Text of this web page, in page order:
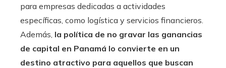
para empresas dedicadas a actividades
específicas, como logística y servicios financieros.
Además, la política de no gravar las ganancias
de capital en Panamá lo convierte en un
destino atractivo para aquellos que buscan